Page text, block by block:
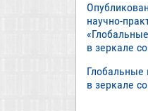
научно-
в зеркале
Глобальные
в зеркале